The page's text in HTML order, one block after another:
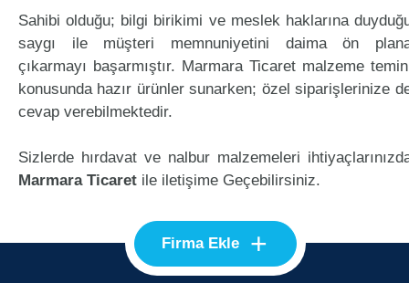
Sahibi olduğu; bilgi birikimi ve meslek haklarına
saygı ile müşteri memnuniyetini daima ön
çıkarmayı başarmıştır. Marmara Ticaret malzeme
konusunda hazır ürünler sunarken; özel siparişlerinize
cevap verebilmektedir.
Sizlerde hırdavat ve nalbur malzemeleri
Marmara Ticaret ile iletişime Geçebilirsiniz.
Firma Ekle +